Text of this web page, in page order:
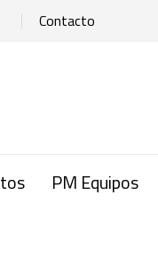
Contacto
PM Equipos